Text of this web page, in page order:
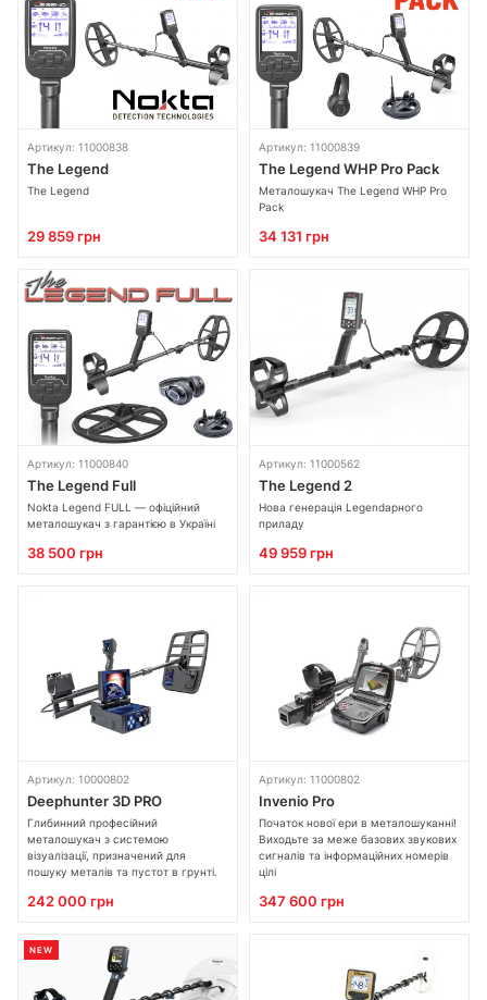
Артикул: 11000838
The Legend
The Legend
29 859 грн
Артикул: 11000839
The Legend WHP Pro Pack
Металошукач The Legend WHP Pro
Pack
34 131 грн
Артикул: 11000840
The Legend Full
Nokta Legend FULL — офіційний
металошукач з гарантією в Україні
38 500 грн
Артикул: 11000562
The Legend 2
Нова генерація Legendaрного
приладу
49 959 грн
Артикул: 10000802
Deephunter 3D PRO
Глибинний професійний
металошукач з системою
візуалізації, призначений для
пошуку металів та пустот в грунті.
242 000 грн
Артикул: 11000802
Invenio Pro
Початок нової ери в металошуканні!
Виходьте за меже базових звукових
сигналів та інформаційних номерів
цілі
347 600 грн
NEW